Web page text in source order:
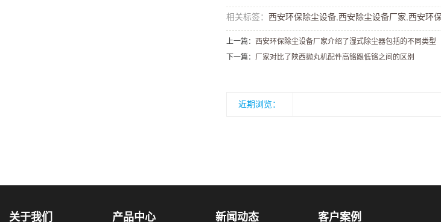
相关标签： 西安环保除尘设备, 西安除尘设备厂家 西安环
上一篇： 西安环保除尘设备厂家介绍了湿式除尘器包括的不同类型
下一篇： 厂家对比了陕西抛丸机配件高铬跟低铬之间的区别
近期浏览：
关于我们 产品中心 新闻动态 客户案例